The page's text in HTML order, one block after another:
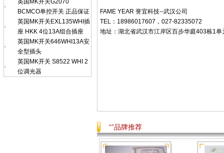
·
英国MK开关G2070
BCMCO单控开关 正品保证
·
英国MK开关EXL135WHI插
座 HKK 4位13A组合插座
·
英国MK开关646WHI13A安
全型插头
·
英国MK开关 S8522 WHI 2
位调光器
FAME YEAR 誉宜科技--武汉公司
TEL：18986017607，027-82335072
地址：湖北省武汉市江岸区百步华庭403栋1
“”品牌推荐